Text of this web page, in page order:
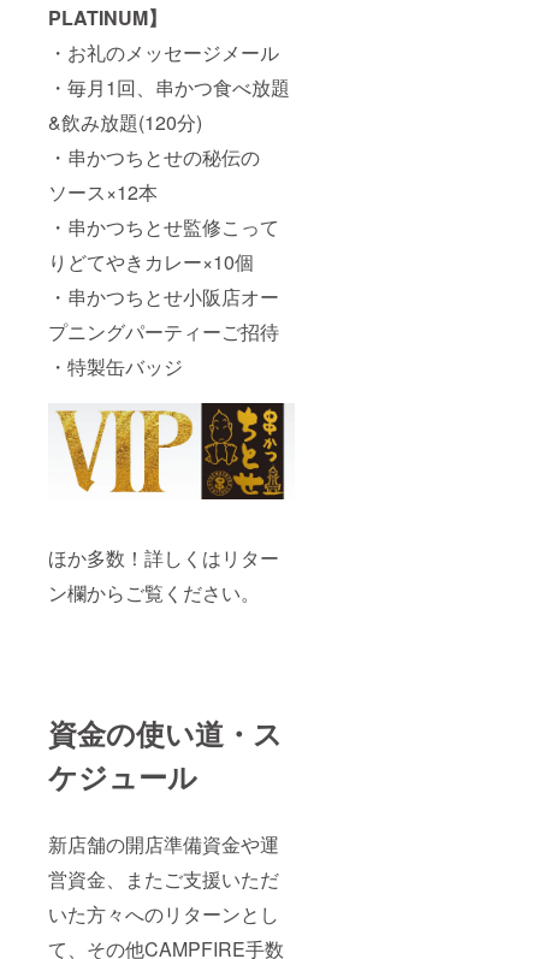
PLATINUM】
・お礼のメッセージメール
・毎月1回、串かつ食べ放題
&飲み放題(120分)
・串かつちとせの秘伝の
ソース×12本
・串かつちとせ監修こって
りどてやきカレー×10個
・串かつちとせ小阪店オー
プニングパーティーご招待
・特製缶バッジ
ほか多数！詳しくはリター
ン欄からご覧ください。
資金の使い道・ス
ケジュール
新店舗の開店準備資金や運
営資金、またご支援いただ
いた方々へのリターンとし
て、その他CAMPFIRE手数